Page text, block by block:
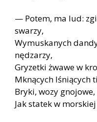
— Potem, ma lud:
swarzy,
Wymuskanych
nędzarzy,
Gryzetki żwawe w
Mknących lśniących
Bryki, wozy gnojowe,
Jak statek w